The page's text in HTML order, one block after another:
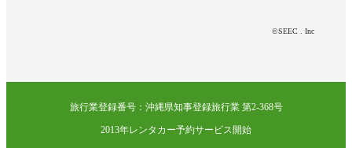
©SEEC . Inc
旅行業登録番号：沖縄県知事登録旅行業 第2-368号
2013年レンタカー予約サービス開始